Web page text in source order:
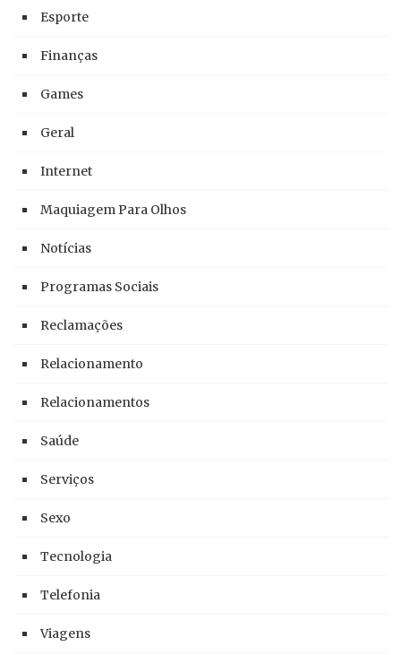
Esporte
Finanças
Games
Geral
Internet
Maquiagem Para Olhos
Notícias
Programas Sociais
Reclamações
Relacionamento
Relacionamentos
Saúde
Serviços
Sexo
Tecnologia
Telefonia
Viagens